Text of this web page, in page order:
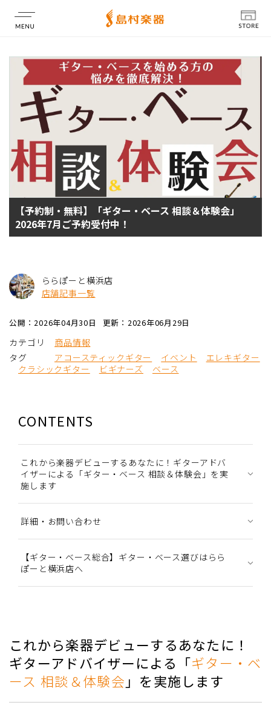
店舗情報
【予約制・無料】「ギター・ベース 相談＆体験会」
2026年7月ご予約受付中！
ららぽーと横浜店
店舗記事一覧
公開：2026年04月30日 更新：2026年06月29日
カテゴリ
商品情報
タグ
アコースティックギター イベント
エレキギター
クラシックギター
ビギナーズ ベース
CONTENTS
これから楽器デビューするあなたに！ギターアドバ
イザーによる「ギター・ベース 相談＆体験会」を実
施します
詳細・お問い合わせ
【ギター・ベース総合】ギター・ベース選びはらら
ぽーと横浜店へ
これから楽器デビューするあなたに！
ギターアドバイザーによる「ギター・ベ
ース 相談＆体験会 」を実施します